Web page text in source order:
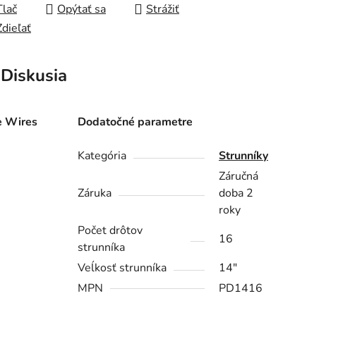
Opýtať sa
Strážiť
Diskusia
Wires Dodatočné parametre
Kategória Strunníky
Záruka
Záručná
doba 2
roky
Počet drôtov
strunníka
16
Veĺkosť strunníka
14"
MPN
PD1416